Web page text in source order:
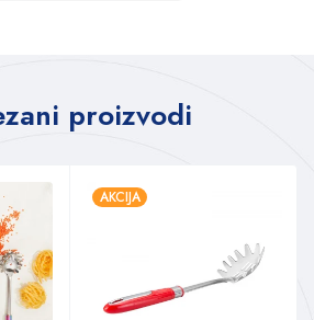
proizvodi
AKCIJA